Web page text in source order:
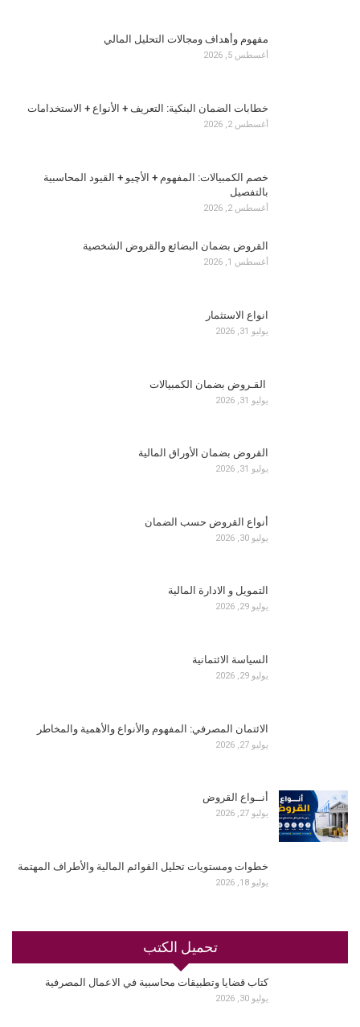
مفهوم وأهداف ومجالات التحليل المالي
أغسطس 5, 2026
خطابات الضمان البنكية: التعريف + الأنواع + الاستخدامات
أغسطس 2, 2026
خصم الكمبيالات: المفهوم + الأچيو + القيود المحاسبية
بالتفصيل
أغسطس 2, 2026
القروض بضمان البضائع والقروض الشخصية
أغسطس 1, 2026
انواع الاستثمار
يوليو 31, 2026
القـروض بضمان الكمبيالات
يوليو 31, 2026
القروض بضمان الأوراق المالية
يوليو 31, 2026
أنواع القروض حسب الضمان
يوليو 30, 2026
التمويل و الادارة المالية
يوليو 29, 2026
السياسة الائتمانية
يوليو 29, 2026
الائتمان المصرفي: المفهوم والأنواع والأهمية والمخاطر
يوليو 27, 2026
أنــواع القروض
يوليو 27, 2026
خطوات ومستويات تحليل القوائم المالية والأطراف المهتمة
يوليو 18, 2026
تحميل الكتب
كتاب قضايا وتطبيقات محاسبية في الاعمال المصرفية
يوليو 30, 2026